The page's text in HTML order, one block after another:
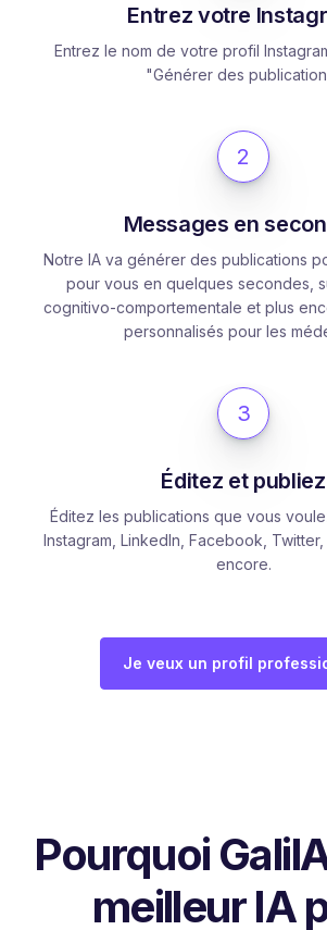
Entrez votre
Entrez le nom de votre profil
"Générer des
2
Messages en
Notre IA va générer des publications
pour vous en quelques secondes,
cognitivo-comportementale et plus
personnalisés pour les
3
Éditez et publiez
Éditez les publications que vous
Instagram, LinkedIn, Facebook,
encore.
Je veux un profil
Pourquoi
meilleur IA